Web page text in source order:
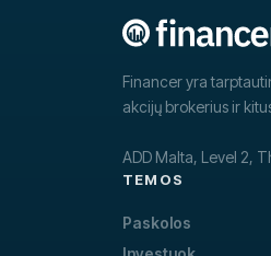
Financer yra
akcijų brokerius ir
ADD Malta, Level 2,
TEMOS
Paskolos